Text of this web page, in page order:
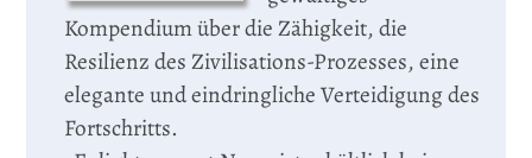
Kompendium über die Zähigkeit, die
Resilienz des Zivilisations-Prozesses, eine
elegante und eindringliche Verteidigung des
Fortschritts.